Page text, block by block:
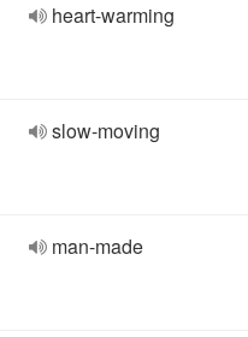
heart-warming
slow-moving
man-made